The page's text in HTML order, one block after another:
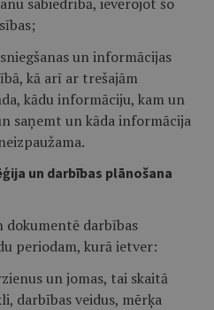
un informācijas
kā arī ar trešajām
kādu informāciju, kam un
saņemt un kāda informācija
un darbības plānošana
dokumentē darbības
periodam, kurā ietver:
un jomas, tai skaitā
darbības veidus, mērķa